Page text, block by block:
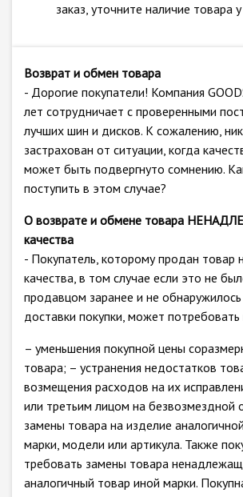
заказ, уточните наличие товара
Возврат и обмен товара
- Дорогие покупатели! Компания
лет сотрудничает с проверенными
лучших шин и дисков. К сожалению,
застрахован от ситуации, когда
может быть подвергнуто сомнению.
поступить в этом случае?
О возврате и обмене товара
качества
- Покупатель, которому продан товар
качества, в том случае если это не
продавцом заранее и не
доставки покупки, может
– уменьшения покупной цены
товара; – устранения недостатков
возмещения расходов на их
или третьим лицом на безвозмездной
замены товара на изделие
марки, модели или артикула. Также
требовать замены товара
аналогичный товар иной марки.